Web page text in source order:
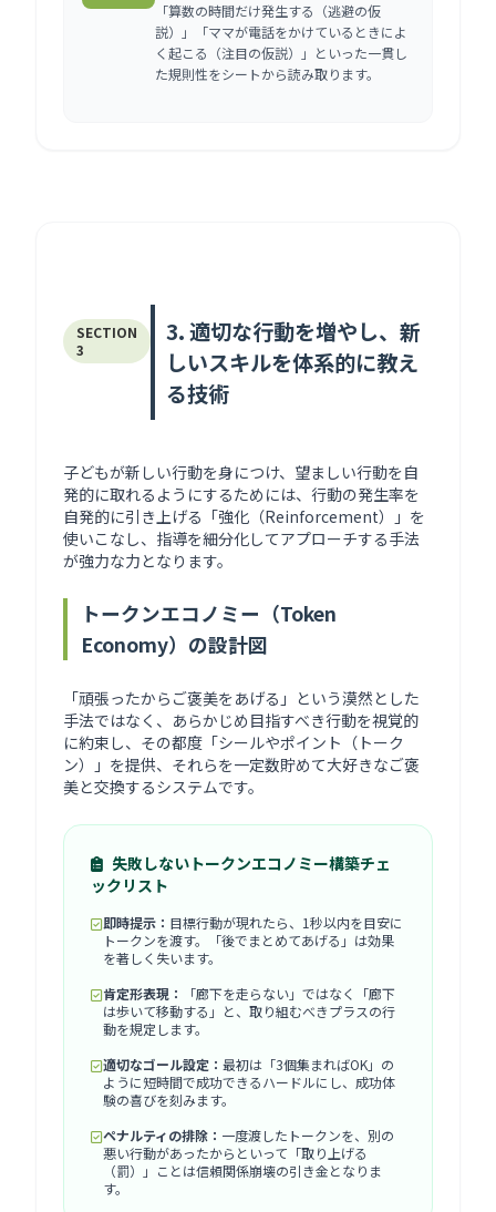
「算数の時間だけ発生する（逃避の仮
説）」「ママが電話をかけているときによ
く起こる（注目の仮説）」といった一貫し
た規則性をシートから読み取ります。
SECTION
3
3. 適切な行動を増やし、新
しいスキルを体系的に教え
る技術
子どもが新しい行動を身につけ、望ましい行動を自
発的に取れるようにするためには、行動の発生率を
自発的に引き上げる「強化（Reinforcement）」を
使いこなし、指導を細分化してアプローチする手法
が強力な力となります。
トークンエコノミー（Token
Economy）の設計図
「頑張ったからご褒美をあげる」という漠然とした
手法ではなく、あらかじめ目指すべき行動を視覚的
に約束し、その都度「シールやポイント（トーク
ン）」を提供、それらを一定数貯めて大好きなご褒
美と交換するシステムです。
失敗しないトークンエコノミー構築チェ
ックリスト
即時提示： 目標行動が現れたら、1秒以内を目安に
トークンを渡す。「後でまとめてあげる」は効果
を著しく失います。
肯定形表現：
「廊下を走らない」ではなく「廊下
は歩いて移動する」と、取り組むべきプラスの行
動を規定します。
適切なゴール設定： 最初は「3個集まればOK」の
ように短時間で成功できるハードルにし、成功体
験の喜びを刻みます。
ペナルティの排除： 一度渡したトークンを、別の
悪い行動があったからといって「取り上げる
（罰）」ことは信頼関係崩壊の引き金となりま
す。